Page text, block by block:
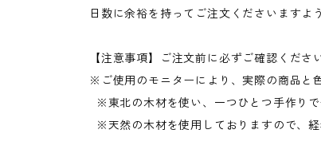
日数に余裕を持ってご注文くださいます
【注意事項】ご注文前に必ずご確認くださ
※ご使用のモニターにより、実際の商品と
※東北の木材を使い、一つひとつ手作り
※天然の木材を使用しておりますので、経